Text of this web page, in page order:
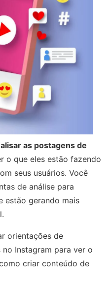
as postagens de
o que eles estão fazendo
seus usuários. Você
de análise para
estão gerando mais
orientações de
Instagram para ver o
criar conteúdo de